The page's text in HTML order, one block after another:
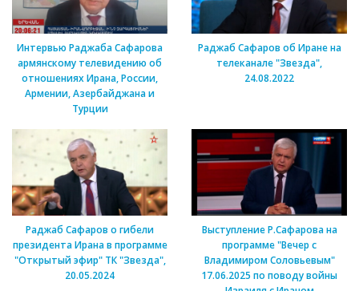
Интервью Раджаба Сафарова
армянскому телевидению об
отношениях Ирана, России,
Армении, Азербайджана и
Турции
Раджаб Сафаров об Иране на
телеканале "Звезда",
24.08.2022
Раджаб Сафаров о гибели
президента Ирана в программе
"Открытый эфир" ТК "Звезда",
20.05.2024
Выступление Р.Сафарова на
программе "Вечер с
Владимиром Соловьевым"
17.06.2025 по поводу войны